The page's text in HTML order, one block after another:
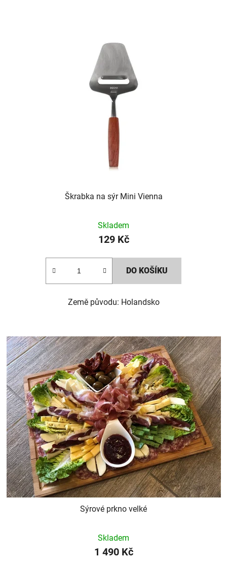
Škrabka na sýr Mini Vienna
Skladem
129 Kč
DO KOŠÍKU
Země původu: Holandsko
Sýrové prkno velké
hodnocení
produktu
Skladem
1 490 Kč